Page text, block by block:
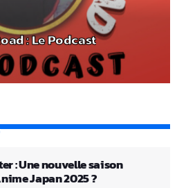
: Le Podcast
: Une nouvelle saison
Japan 2025 ?